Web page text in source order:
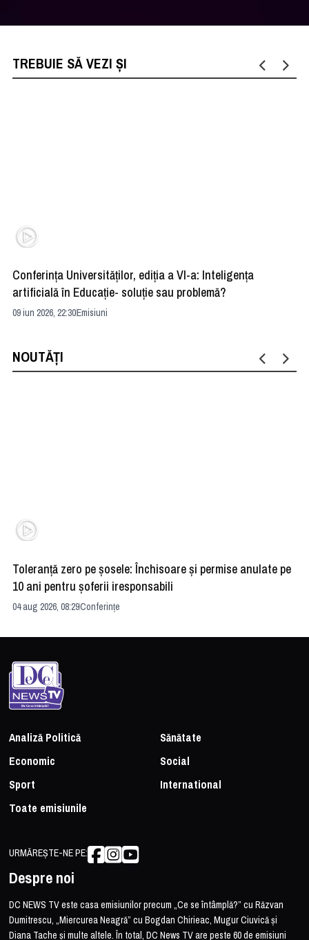
TREBUIE SĂ VEZI ȘI
Conferința Universităților, ediția a VI-a: Inteligența
artificială în Educație- soluție sau problemă?
09 iun 2026, 22:30Emisiuni
NOUTĂȚI
Toleranță zero pe șosele: Închisoare și permise anulate pe
10 ani pentru șoferii iresponsabili
04 aug 2026, 08:29Conferințe
Analiză Politică
Sănătate
Economic
Social
Sport
International
Toate emisiunile
URMĂREȘTE-NE PE:
Despre noi
DC NEWS TV este casa emisiunilor precum „Ce se întâmplă?” cu Răzvan
Dumitrescu, „Miercurea Neagră” cu Bogdan Chirieac, Mugur Ciuvică și
Diana Tache și multe altele. În total, DC News TV are peste 60 de emisiuni